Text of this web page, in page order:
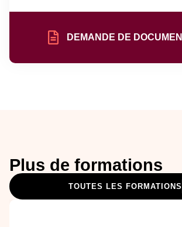
DEMANDE DE
Plus de formations
TOUTES LES FORMATIONS